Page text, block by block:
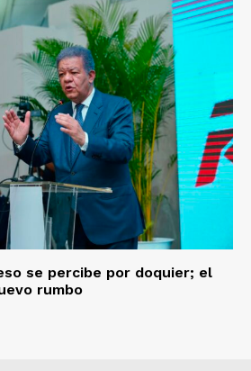
se percibe por doquier; el
rumbo